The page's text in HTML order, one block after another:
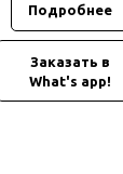
Подробнее
Заказать в
What's app!